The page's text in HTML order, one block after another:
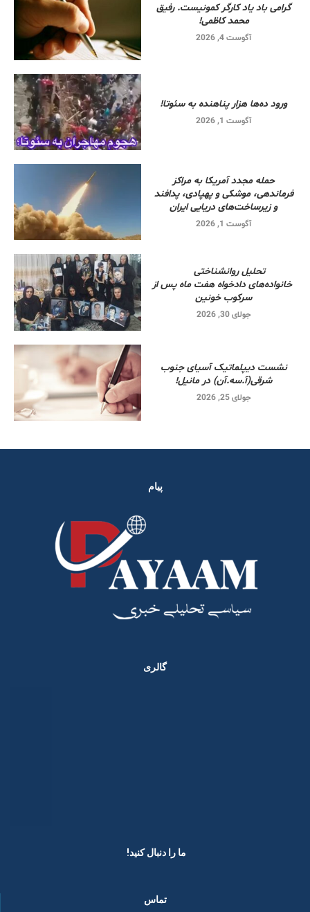
گرامی باد یاد کارگر کمونیست. رفیق
محمد کاظمی!
آگوست 4, 2026
ورود ده‌ها هزار پناهنده به سئوتا!
آگوست 1, 2026
حمله مجدد آمریکا به مراکز
فرماندهی، موشکی و پهپادی، پدافند
و زیرساخت‌های دریایی ایران
آگوست 1, 2026
تحلیل روانشناختی
خانواده‌های دادخواه هفت ماه پس از
سرکوب خونین
جولای 30, 2026
نشست دیپلماتیک آسیای جنوب
شرقی‌(آ.سه.آن) در مانیل!
جولای 25, 2026
پیام
گالری
ما را دنبال کنید! ​
تماس